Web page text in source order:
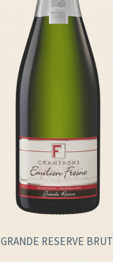
GRANDE RESERVE BRUT